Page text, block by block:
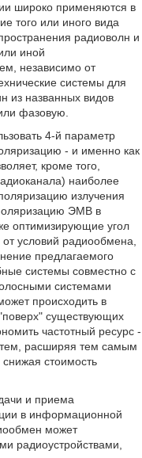
широко применяются в
того или иного вида
радиоволн и
иной
независимо от
системы для
из названных видов
фазовую.
4-й параметр
- и именно как
кроме того,
наиболее
излучения
ЭМВ в
оптимизирующие угол
условий радиообмена,
предлагаемого
системы совместно с
системами
происходить в
существующих
частотный ресурс -
расширяя тем самым
стоимость
и приема
в информационной
может
радиоустройствами,